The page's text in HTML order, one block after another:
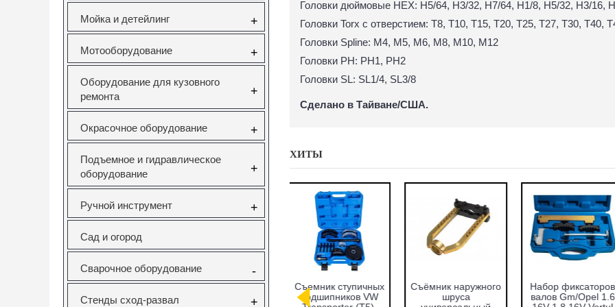
Мойка и детейлинг +
Мотооборудование +
Оборудование для кузовного
ремонта
+
Окрасочное оборудование +
Подъемное и гидравлическое
оборудование
+
Ручной инструмент +
Сад и огород
Сварочное оборудование -
Стенды сход-развал +
Головки дюймовые HEX: H5/64, H3/32, H7/64, H1/8, H5/32, H3/16,
Головки Torx с отверстием: T8, T10, T15, T20, T25, T27, T30, T40,
Головки Spline: M4, M5, M6, M8, M10, M12
Головки PH: PH1, PH2
Головки SL: SL1/4, SL3/8
Сделано в Тайване/США.
ХИТЫ
Вставка резьбовая
M10X1.5 Vertul
Forsage F-933T1
Комплект для
Набор оправок для
запрессовки
Набор фиксаторов
валов VAG 1.2 TFSI
Набор фрез для
восстановления